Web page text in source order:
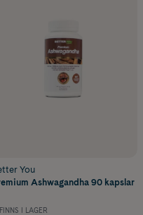
You
Ashwagandha 90 kapslar
FINNS I LAGER